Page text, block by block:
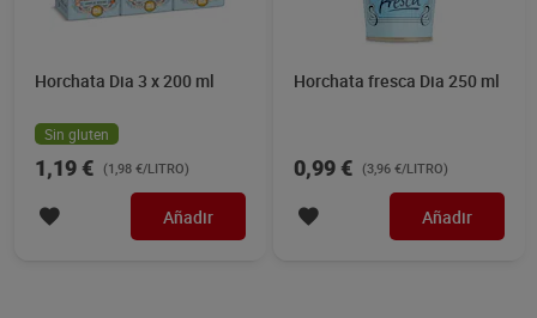
Horchata Dia 3 x 200 ml
Sin gluten
1,19 € (1,98 €/LITRO)
Añadir
Horchata fresca Dia 250 ml
0,99 € (3,96 €/LITRO)
Añadir